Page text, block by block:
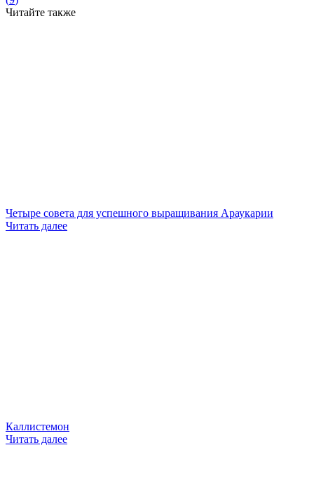
Читайте также
Четыре совета для успешного выращивания Араукарии
Читать далее
Каллистемон
Читать далее